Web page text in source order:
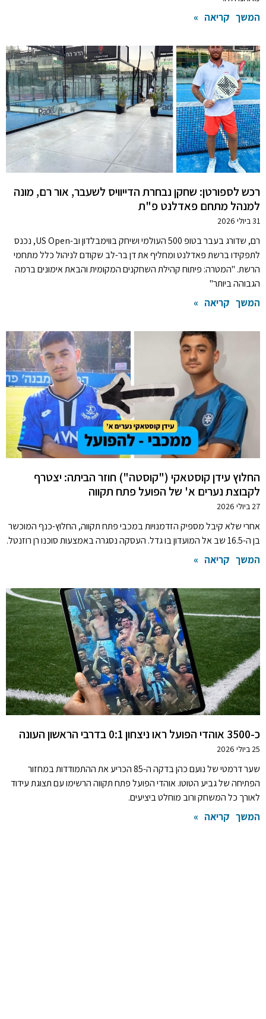
המשך קריאה »
רכש לספורטן: שחקן נבחרת הדייוויס לשעבר, אור רם, מונה
למנהל מתחם פאדלנט פ"ת
31 ביולי 2026
רם, שדורג בעבר בטופ 500 העולמי ושיחק בווימבלדון וב-US Open, נכנס
לתפקידו ברשת פאדלנט ומחליף את דן בר-לב שקודם לניהול כלל מתחמי
הרשת. "המטרה: פיתוח קהילת השחקנים המקומית והבאת אימונים ברמה
הגבוהה ביותר"
המשך קריאה »
החלוץ עידן קוסטאקי ("קוסטה") חוזר הביתה: יצטרף
לקבוצת נערים א' של הפועל פתח תקווה
27 ביולי 2026
אחרי שלא קיבל מספיק הזדמנויות במכבי פתח תקווה, החלוץ-כנף המוכשר
בן ה-16.5 שב אל המועדון בו גדל. העסקה נסגרה באמצעות סוכנו רן רוזנטל.
המשך קריאה »
כ-3500 אוהדי הפועל ראו ניצחון 0:1 בדרבי הראשון העונה
25 ביולי 2026
שער דרמטי של נועם כהן בדקה ה-85 הכריע את ההתמודדות במחזור
הפתיחה של גביע הטוטו. אוהדי הפועל פתח תקווה הרשימו עם תצוגת עידוד
לאורך כל המשחק ורוב מוחלט ביציעים.
המשך קריאה »